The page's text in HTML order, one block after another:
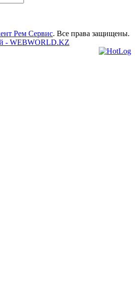
Рем Сервис. Все права защищены.
- WEBWORLD.KZ